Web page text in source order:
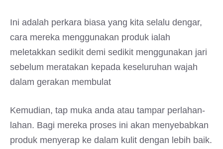
Ini adalah perkara biasa yang kita selalu dengar,
cara mereka menggunakan produk ialah
meletakkan sedikit demi sedikit menggunakan jari
sebelum meratakan kepada keseluruhan wajah
dalam gerakan membulat
Kemudian, tap muka anda atau tampar perlahan-
lahan. Bagi mereka proses ini akan menyebabkan
produk menyerap ke dalam kulit dengan lebih baik.